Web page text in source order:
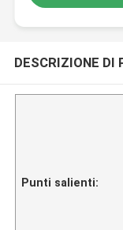
DESCRIZIONE DI
Punti salienti: